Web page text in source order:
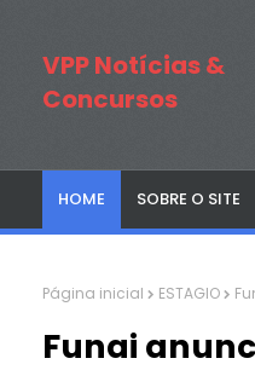
VPP Notícias &
Concursos
HOME SOBRE O SITE
Página inicial ESTAGIO
Funai